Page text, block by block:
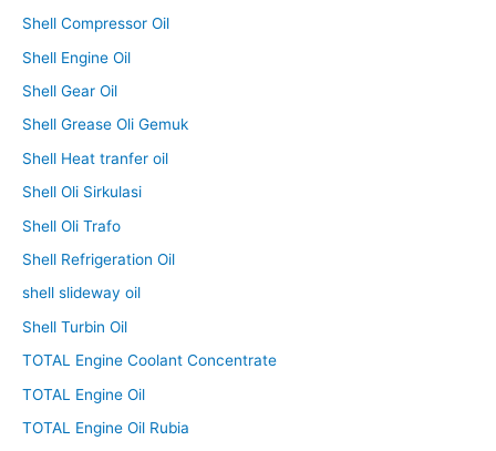
Shell Compressor Oil
Shell Engine Oil
Shell Gear Oil
Shell Grease Oli Gemuk
Shell Heat tranfer oil
Shell Oli Sirkulasi
Shell Oli Trafo
Shell Refrigeration Oil
shell slideway oil
Shell Turbin Oil
TOTAL Engine Coolant Concentrate
TOTAL Engine Oil
TOTAL Engine Oil Rubia